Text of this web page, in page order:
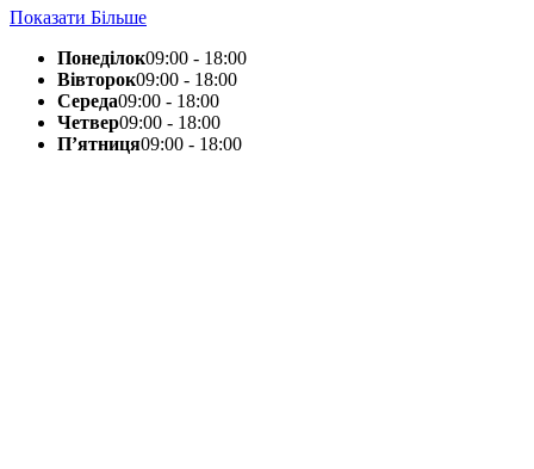
Показати Більше
Понеділок09:00 - 18:00
Вівторок09:00 - 18:00
Середа09:00 - 18:00
Четвер09:00 - 18:00
П’ятниця09:00 - 18:00